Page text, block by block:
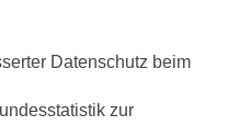
Datenschutz beim
zur